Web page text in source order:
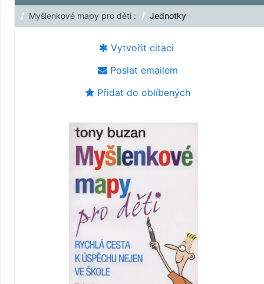
Myšlenkové mapy pro děti : Jednotky
Vytvořit citaci
Poslat emailem
Přidat do oblíbených